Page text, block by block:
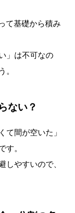
て基礎から積み
」は不可なの
。
ない？
て間が空いた」
す。
しやすいので、